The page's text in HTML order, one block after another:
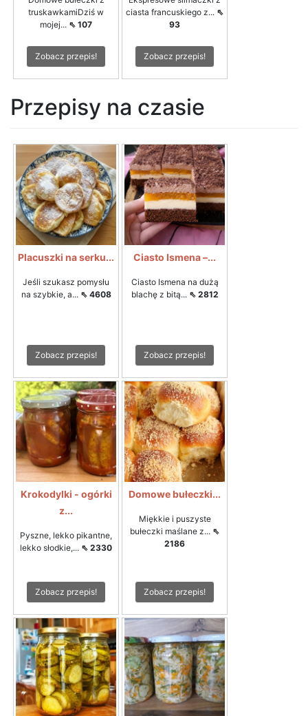
truskawkamiDziś w
mojej... ⇖ 107
Zobacz przepis!
ciasta francuskiego z... ⇖
93
Zobacz przepis!
Przepisy na czasie
Placuszki na serku...
Jeśli szukasz pomysłu
na szybkie, a... ⇖ 4608
Zobacz przepis!
Ciasto Ismena –...
Ciasto Ismena na dużą
blachę z bitą... ⇖ 2812
Zobacz przepis!
Krokodylki - ogórki
z...
Pyszne, lekko pikantne,
lekko słodkie,... ⇖ 2330
Zobacz przepis!
Domowe bułeczki...
Miękkie i puszyste
bułeczki maślane z... ⇖
2186
Zobacz przepis!